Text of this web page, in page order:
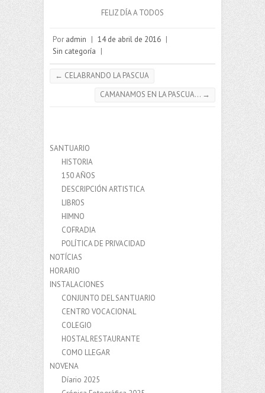
FELIZ DÍA A TODOS
Por admin | 14 de abril de 2016 |
Sin categoría |
← CELABRANDO LA PASCUA
CAMANAMOS EN LA PASCUA… →
SANTUARIO
HISTORIA
150 AÑOS
DESCRIPCIÓN ARTISTICA
LIBROS
HIMNO
COFRADIA
POLÍTICA DE PRIVACIDAD
NOTÍCIAS
HORARIO
INSTALACIONES
CONJUNTO DEL SANTUARIO
CENTRO VOCACIONAL
COLEGIO
HOSTAL RESTAURANTE
COMO LLEGAR
NOVENA
Díario 2025